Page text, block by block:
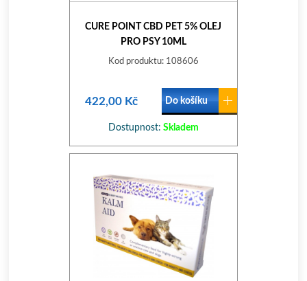
CURE POINT CBD PET 5% OLEJ
PRO PSY 10ML
Kod produktu: 108606
422,00 Kč Do košíku
Dostupnost: Skladem